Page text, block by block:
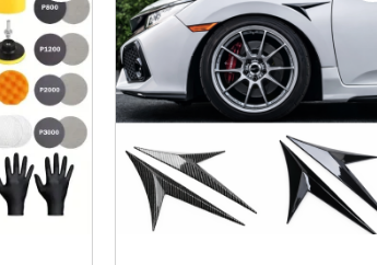
produkten
har
flera
varianter.
De
olika
alternativen
kan
väljas